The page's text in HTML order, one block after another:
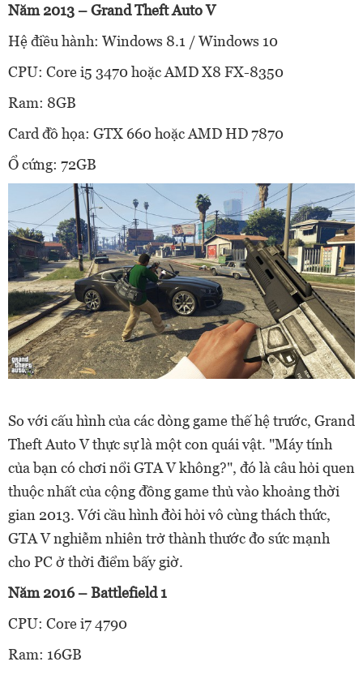
Năm 2013 – Grand Theft Auto V
Hệ điều hành: Windows 8.1 / Windows 10
CPU: Core i5 3470 hoặc AMD X8 FX-8350
Ram: 8GB
Card đồ họa: GTX 660 hoặc AMD HD 7870
Ổ cứng: 72GB
So với cấu hình của các dòng game thế hệ trước, Grand
Theft Auto V thực sự là một con quái vật. "Máy tính
của bạn có chơi nổi GTA V không?", đó là câu hỏi quen
thuộc nhất của cộng đồng game thủ vào khoảng thời
gian 2013. Với cầu hình đòi hỏi vô cùng thách thức,
GTA V nghiễm nhiên trở thành thước đo sức mạnh
cho PC ở thời điểm bấy giờ.
Năm 2016 – Battlefield 1
CPU: Core i7 4790
Ram: 16GB